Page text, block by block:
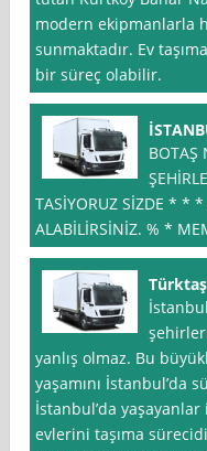
modern ekipmanlarla
sunmaktadır. Ev
bir süreç olabilir.
BOTAŞ
TASİYORUZ SİZDE * * *
ALABİLİRSİNİZ. % *
yanlış olmaz. Bu
yaşamını İstanbul’da
İstanbul’da
evlerini taşıma